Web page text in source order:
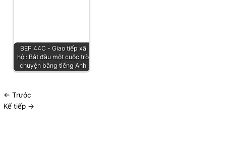
BEP 44C - Giao tiếp xã
hội: Bắt đầu một cuộc trò
chuyện bằng tiếng Anh
← Trước
Kế tiếp →